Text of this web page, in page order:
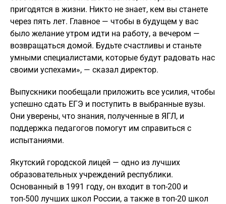
пригодятся в жизни. Никто не знает, кем вы станете
через пять лет. Главное — чтобы в будущем у вас
было желание утром идти на работу, а вечером —
возвращаться домой. Будьте счастливы и станьте
умными специалистами, которые будут радовать нас
своими успехами», — сказал директор.
Выпускники пообещали приложить все усилия, чтобы
успешно сдать ЕГЭ и поступить в выбранные вузы.
Они уверены, что знания, полученные в ЯГЛ, и
поддержка педагогов помогут им справиться с
испытаниями.
Якутский городской лицей — одно из лучших
образовательных учреждений республики.
Основанный в 1991 году, он входит в топ-200 и
топ-500 лучших школ России, а также в топ-20 школ